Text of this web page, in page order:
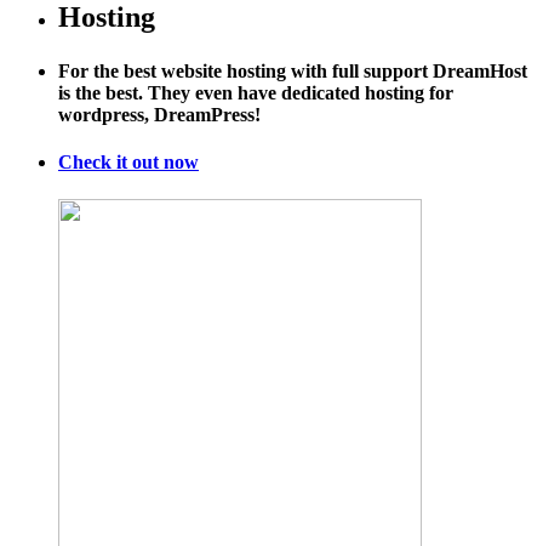
Hosting
For the best website hosting with full support DreamHost
is the best. They even have dedicated hosting for
wordpress, DreamPress!
Check it out now